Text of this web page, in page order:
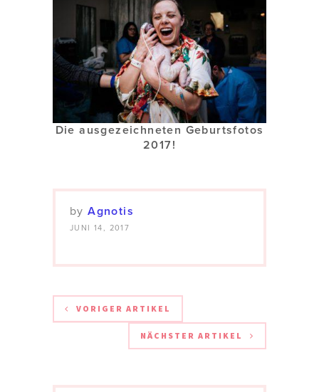
Die ausgezeichneten Geburtsfotos
2017!
byAgnotis
JUNI 14, 2017
VORIGER ARTIKEL
NÄCHSTER ARTIKEL